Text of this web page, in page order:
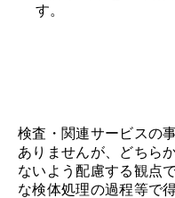
す。
検査・関連サービスの
ありませんが、どちら
ないよう配慮する観点
な検体処理の過程等で